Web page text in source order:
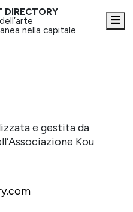
DIRECTORY
nella capitale
e gestita da
Kou